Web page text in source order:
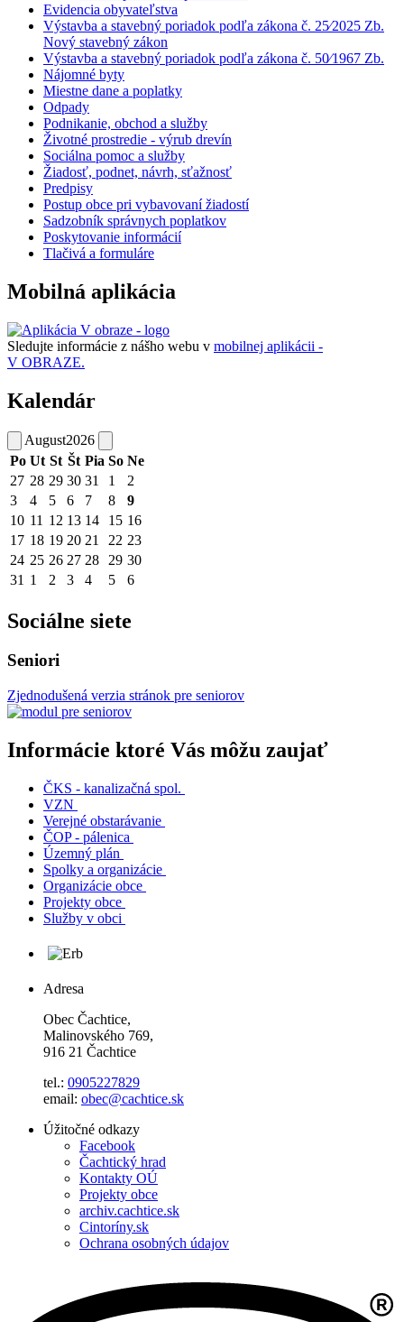
Evidencia obyvateľstva
Výstavba a stavebný poriadok podľa zákona č. 25⁄2025 Zb.
Nový stavebný zákon
Výstavba a stavebný poriadok podľa zákona č. 50⁄1967 Zb.
Nájomné byty
Miestne dane a poplatky
Odpady
Podnikanie, obchod a služby
Životné prostredie - výrub drevín
Sociálna pomoc a služby
Žiadosť, podnet, návrh, sťažnosť
Predpisy
Postup obce pri vybavovaní žiadostí
Sadzobník správnych poplatkov
Poskytovanie informácií
Tlačivá a formuláre
Mobilná aplikácia
Sledujte informácie z nášho webu v mobilnej aplikácii -
V OBRAZE.
Kalendár
August2026
Po Ut St Št Pia So Ne
27 28 29 30 31 1
2
3
4 5 6 7 8
9
10 11 12 13 14 15 16
17 18 19 20 21 22 23
24 25 26 27 28 29 30
31 1 2 3 4 5 6
Sociálne siete
Seniori
Zjednodušená verzia stránok pre seniorov
Informácie ktoré Vás môžu zaujať
ČKS - kanalizačná spol.
VZN
Verejné obstarávanie
ČOP - pálenica
Územný plán
Spolky a organizácie
Organizácie obce
Projekty obce
Služby v obci
Adresa
Obec Čachtice,
Malinovského 769,
916 21 Čachtice
tel.: 0905227829
email: obec@cachtice.sk
Úžitočné odkazy
Facebook
Čachtický hrad
Kontakty OÚ
Projekty obce
archiv.cachtice.sk
Cintoríny.sk
Ochrana osobných údajov